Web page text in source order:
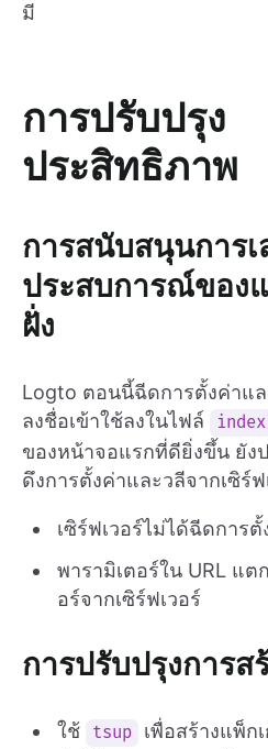
มี
การปรับปรุง
ประสิทธิภาพ
การสนับสนุนการ
ประสบการณ์ของ
ฝั่ง
Logto ตอนนี้ฉีดการตั้งค่าแ
ลงชื่อเข้าใช้ลงในไฟล์
ของหน้าจอแรกที่ดียิ่งขึ้น ยัง
ดึงการตั้งค่าและวลีจากเซิร์ฟ
เซิร์ฟเวอร์ไม่ได้ฉีดการ
พารามิเตอร์ใน URL แต
อร์จากเซิร์ฟเวอร์
การปรับปรุงการส
ใช้ tsup
เพื่อสร้างแพ็ก